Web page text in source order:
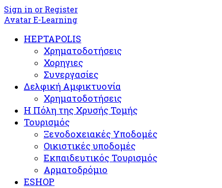
Sign in or Register
Avatar E-Learning
HEPTAPOLIS
Χρηματοδοτήσεις
Χορηγιες
Συνεργασίες
Δελφική Αμφικτυονία
Χρηματοδοτήσεις
Η Πόλη της Χρυσής Τομής
Τουρισμός
Ξενοδοχειακές Υποδομές​
Oικιστικές υποδομές
Εκπαιδευτικός Τουρισμός
Αρματοδρόμιο
ESHOP